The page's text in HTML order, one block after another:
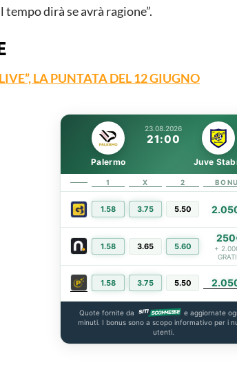
dirà se avrà ragione”.
LA PUNTATA DEL 12 GIUGNO
23.08.2026
21:00
Palermo Juve
1 X 2
1.58 3.75 5.50
1.58 3.65 5.60
+
1.58 3.75 5.50
Quote fornite da
e aggiornate
minuti. I bonus sono a scopo informativo per i
utenti.